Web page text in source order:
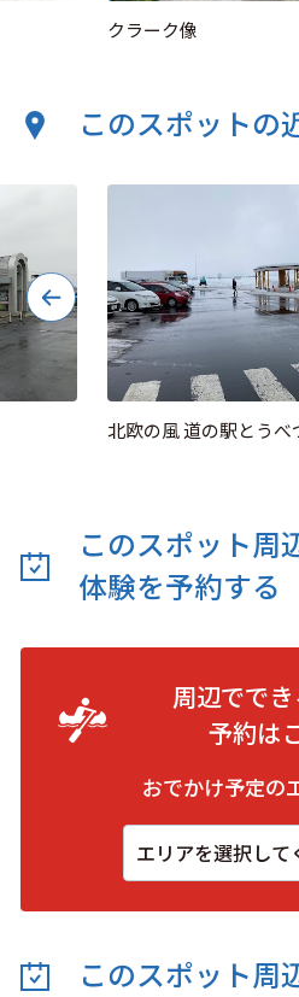
クラーク像
このスポットの
北欧の風 道の駅とうべ
このスポット周
体験を予約する
周辺でで
予約は
おでかけ予定の
このスポット周